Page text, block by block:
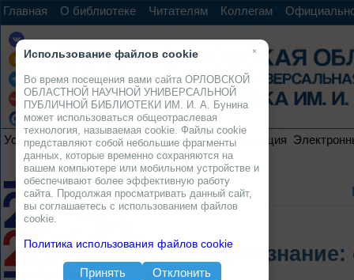
Главная О библиотеке Читателям Коллегам
Услуги Ресурсы Проекты Электронная коллекция
«Языкознание:
×
Использование файлов cookie
Во время посещения вами сайта ОРЛОВСКОЙ
ОБЛАСТНОЙ НАУЧНОЙ УНИВЕРСАЛЬНОЙ
ПУБЛИЧНОЙ БИБЛИОТЕКИ ИМ. И. А. Бунина
может использоваться общеотраслевая
технология, называемая cookie. Файлы cookie
представляют собой небольшие фрагменты
данных, которые временно сохраняются на
вашем компьютере или мобильном устройстве и
обеспечивают более эффективную работу
сайта. Продолжая просматривать данный сайт,
вы соглашаетесь с использованием файлов
cookie.
Политика использования файлов cookie
Принять Отклонить